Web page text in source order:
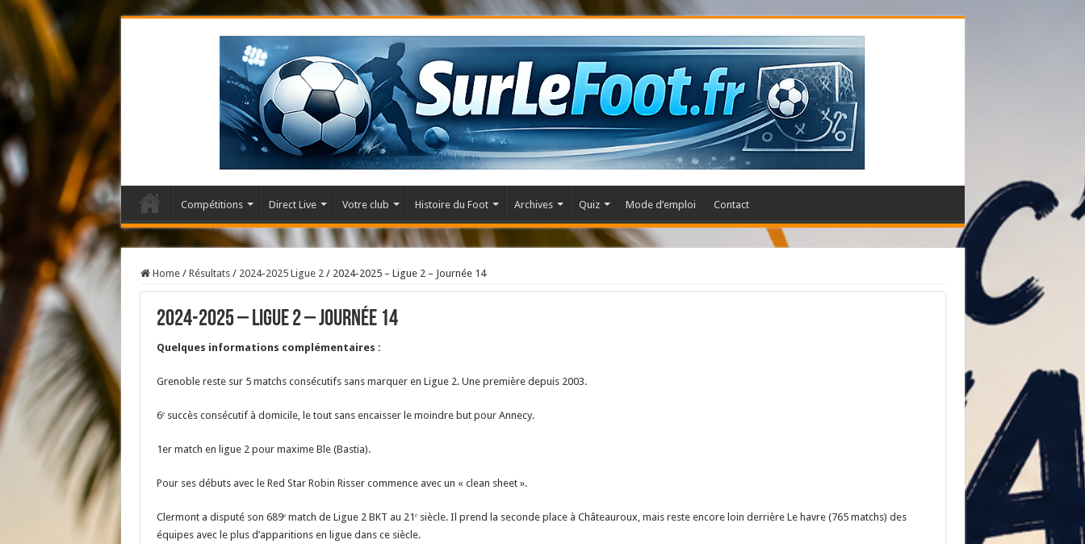
Compétitions Direct Live Votre club Histoire du Foot Archives Quiz Mode d’emploi Contact
Home / Résultats / 2024-2025 Ligue 2 / 2024-2025 – Ligue 2 – Journée 14
2024-2025 – Ligue 2 – Journée 14
Quelques informations complémentaires :
Grenoble reste sur 5 matchs consécutifs sans marquer en Ligue 2. Une première depuis 2003.
6ᵉ succès consécutif à domicile, le tout sans encaisser le moindre but pour Annecy.
1er match en ligue 2 pour maxime Ble (Bastia).
Pour ses débuts avec le Red Star Robin Risser commence avec un « clean sheet ».
Clermont a disputé son 689ᵉ match de Ligue 2 BKT au 21ᵉ siècle. Il prend la seconde place à Châteauroux, mais reste encore loin derrière Le havre (765 matchs) des
équipes avec le plus d’apparitions en ligue dans ce siècle.